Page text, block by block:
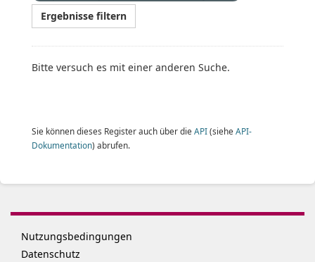
Ergebnisse filtern
Bitte versuch es mit einer anderen Suche.
Sie können dieses Register auch über die API(siehe API-
Dokumentation) abrufen.
Nutzungsbedingungen
Datenschutz